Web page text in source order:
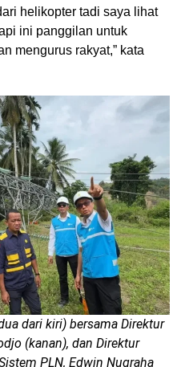
helikopter tadi saya lihat
ini panggilan untuk
mengurus rakyat,” kata
dari kiri) bersama Direktur
(kanan), dan Direktur
PLN, Edwin Nugraha